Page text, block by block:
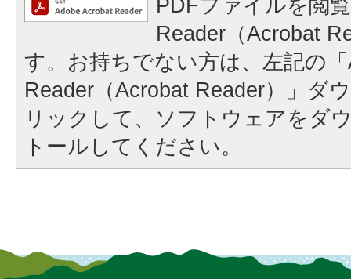
PDFファイルを閲
Reader（Acrobat
す。お持ちでない方は、左記の
Reader（Acrobat Reader）」ダ
リックして、ソフトウェアをダ
トールしてください。